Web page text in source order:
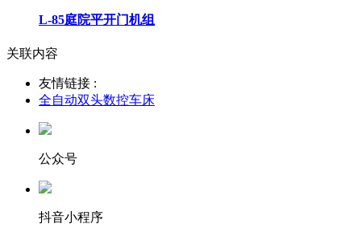
L-85庭院平开门机组
关联内容
友情链接 :
全自动双头数控车床
公众号
抖音小程序